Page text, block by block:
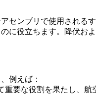
センブリで使用される
に役立ちます。
降伏お
例えば：
要な役割を果たし、